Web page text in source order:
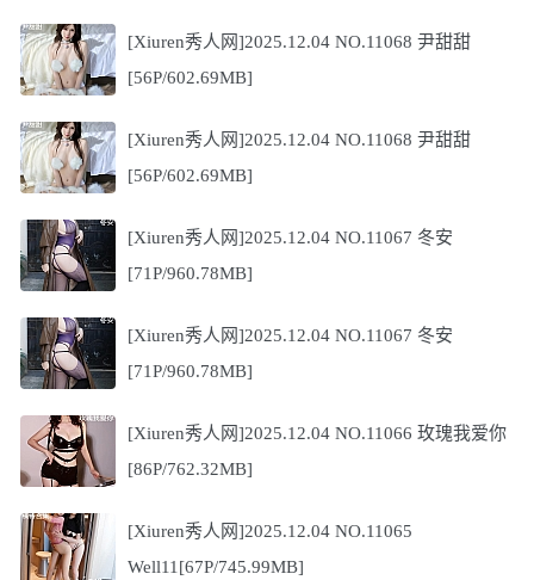
[Xiuren秀人网]2025.12.04 NO.11068 尹甜甜
[56P/602.69MB]
[Xiuren秀人网]2025.12.04 NO.11068 尹甜甜
[56P/602.69MB]
[Xiuren秀人网]2025.12.04 NO.11067 冬安
[71P/960.78MB]
[Xiuren秀人网]2025.12.04 NO.11067 冬安
[71P/960.78MB]
[Xiuren秀人网]2025.12.04 NO.11066 玫瑰我爱你
[86P/762.32MB]
[Xiuren秀人网]2025.12.04 NO.11065
Well11[67P/745.99MB]